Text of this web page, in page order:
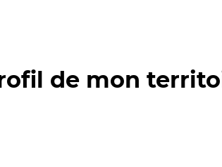
de mon